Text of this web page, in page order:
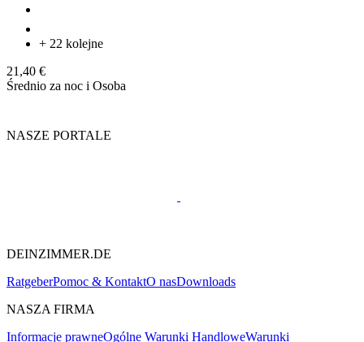
+ 22 kolejne
21,40 €
Średnio za noc i Osoba
NASZE PORTALE
DEINZIMMER.DE
RatgeberPomoc & KontaktO nasDownloads
NASZA FIRMA
Informacje prawneOgólne Warunki HandloweWarunki